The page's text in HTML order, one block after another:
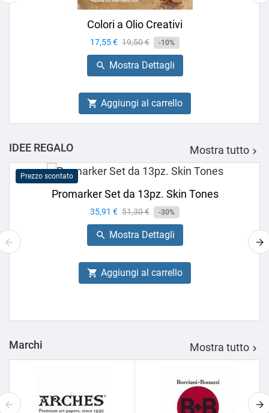
Colori a Olio Creativi
Prezzo
17,55 € Prezzo
base
19,50 € -10%
 Mostra Dettagli
 Aggiungi al carrello
IDEE REGALO Mostra tutto 
Prezzo scontato
Promarker Set da 13pz. Skin Tones
Prezzo
35,91 € Prezzo
base
51,30 € -30%
 Mostra Dettagli
 Aggiungi al carrello
Marchi Mostra tutto 